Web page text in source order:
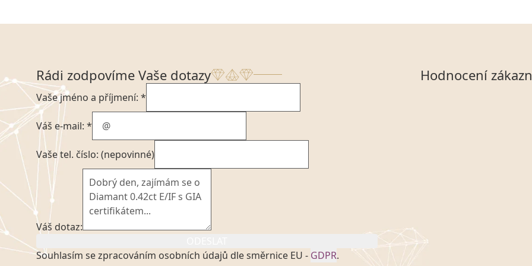
Rádi zodpovíme Vaše dotazy
Vaše jméno a příjmení: *
Váš e-mail: *
Vaše tel. číslo: (nepovinné)
Váš dotaz:
Souhlasím se zpracováním osobních údajů dle směrnice EU - GDPR.
Hodnocení